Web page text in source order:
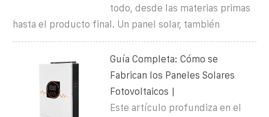
todo, desde las materias primas
hasta el producto final. Un panel solar, también
Guía Completa: Cómo se
Fabrican los Paneles Solares
Fotovoltaicos |
Este artículo profundiza en el